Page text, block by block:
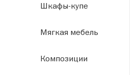
Шкафы-купе
Мягкая мебель
Композиции